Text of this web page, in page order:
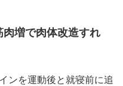
増で肉体改造すれ
ンを運動後と就寝前に追